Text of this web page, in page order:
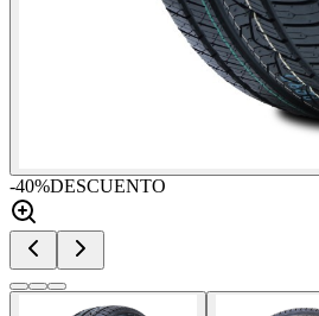
-40%DESCUENTO